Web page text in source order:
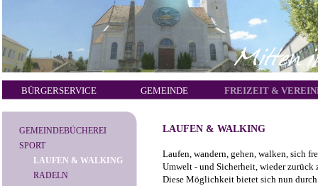
BÜRGERSERVICE GEMEINDE FREIZEIT &
GEMEINDEBÜCHEREI
SPORT
LAUFEN & WALKING
RADELN
LAUFEN & WALKING
Laufen, wandern, gehen, walken, sich
Umwelt - und Sicherheit, wieder zurück
Diese Möglichkeit bietet sich nun